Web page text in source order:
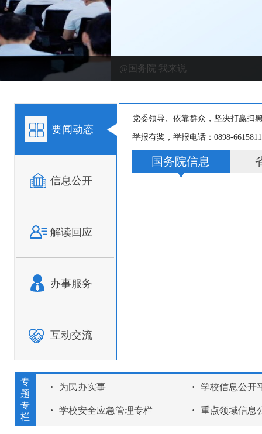
@国务院 我来说
要闻动态
信息公开
解读回应
办事服务
互动交流
党委领导、依靠群众，坚决打赢扫
举报有奖，举报电话：0898-
广大人民群众迅速行动起来，积极
举报有奖，举报电话：0898-
举报有奖，举报电话：0898-
扫黑除恶、利国利民，举报黑恶，
依法严厉打击黑恶势力，坚决维护
国务院信息
专
题
专
栏
· 为民办实事 · 学校信息公开
· 学校安全应急管理专栏 · 重点领域信息